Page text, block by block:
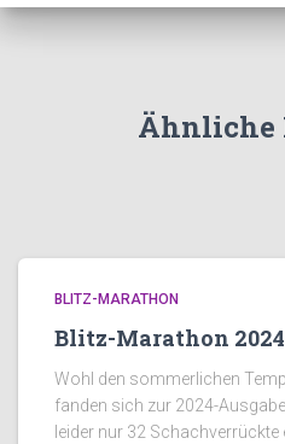
Ähnliche
BLITZ-MARATHON
Blitz-Marathon
Wohl den sommerlichen
fanden sich zur 2024-
leider nur 32 Schachverrückte